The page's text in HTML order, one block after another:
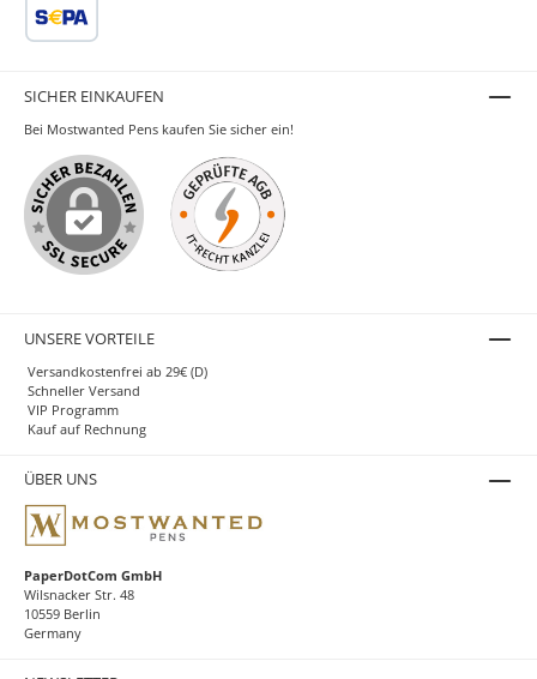
SICHER EINKAUFEN
Bei Mostwanted Pens kaufen Sie sicher ein!
UNSERE VORTEILE
Versandkostenfrei ab 29€ (D)
Schneller Versand
VIP Programm
Kauf auf Rechnung
ÜBER UNS
PaperDotCom GmbH
Wilsnacker Str. 48
10559 Berlin
Germany